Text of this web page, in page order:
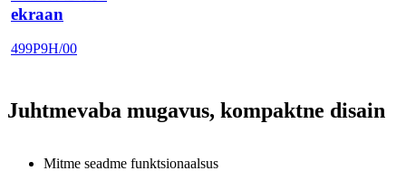
ekraan
499P9H/00
Juhtmevaba mugavus, kompaktne disain
Mitme seadme funktsionaalsus